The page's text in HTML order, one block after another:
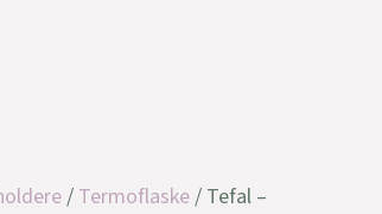
/ Termoflaske/ Tefal –